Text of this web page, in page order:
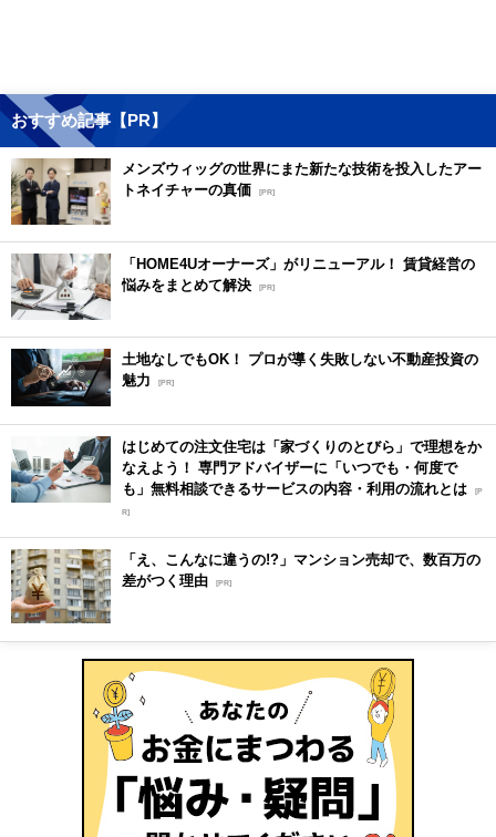
おすすめ記事【PR】
メンズウィッグの世界にまた新たな技術を投入したアー
トネイチャーの真価 [PR]
「HOME4Uオーナーズ」がリニューアル！ 賃貸経営の
悩みをまとめて解決 [PR]
土地なしでもOK！ プロが導く失敗しない不動産投資の
魅力
[PR]
はじめての注文住宅は「家づくりのとびら」で理想をか
なえよう！ 専門アドバイザーに「いつでも・何度で
も」無料相談できるサービスの内容・利用の流れとは [P
R]
「え、こんなに違うの!?」マンション売却で、数百万の
差がつく理由 [PR]